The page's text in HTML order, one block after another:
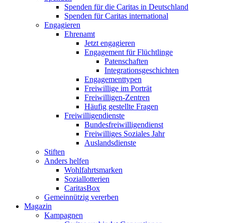
Spenden für die Caritas in Deutschland
Spenden für Caritas international
Engagieren
Ehrenamt
Jetzt engagieren
Engagement für Flüchtlinge
Patenschaften
Integrationsgeschichten
Engagementtypen
Freiwillige im Porträt
Freiwilligen-Zentren
Häufig gestellte Fragen
Freiwilligendienste
Bundesfreiwilligendienst
Freiwilliges Soziales Jahr
Auslandsdienste
Stiften
Anders helfen
Wohlfahrtsmarken
Soziallotterien
CaritasBox
Gemeinnützig vererben
Magazin
Kampagnen